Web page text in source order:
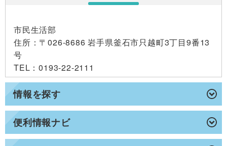
情報を探す
便利情報ナビ
市民生活部
住所 ：〒026-8686 岩手県釜石市只越町3丁目9番13
号
TEL ：0193-22-2111